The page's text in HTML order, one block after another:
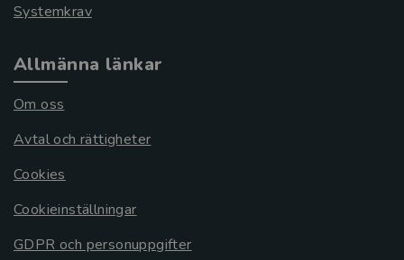
Systemkrav
Allmänna länkar
Om oss
Avtal och rättigheter
Cookies
Cookieinställningar
GDPR och personuppgifter